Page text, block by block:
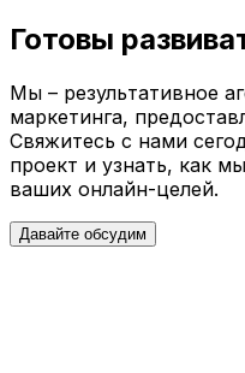
Готовы
Мы – результативное
маркетинга,
Свяжитесь с нами
проект и узнать, как
ваших онлайн-целей.
Давайте обсудим